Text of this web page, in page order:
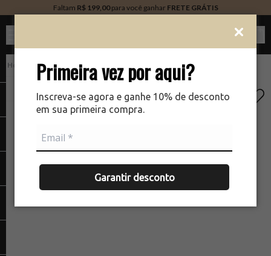
Primeira vez por aqui?
Inscreva-se agora e ganhe 10% de desconto
em sua primeira compra.
Garantir desconto
Faltam R$ 199,00para você ganhar FRETE GRÁTIS
PERFUMARIA